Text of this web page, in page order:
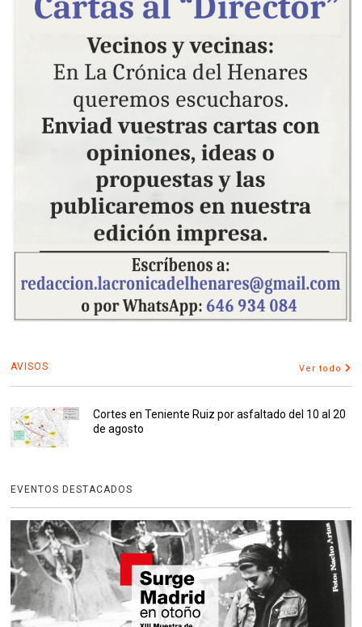
AVISOS Ver todo
Cortes en Teniente Ruiz por asfaltado del 10 al 20
de agosto
EVENTOS DESTACADOS